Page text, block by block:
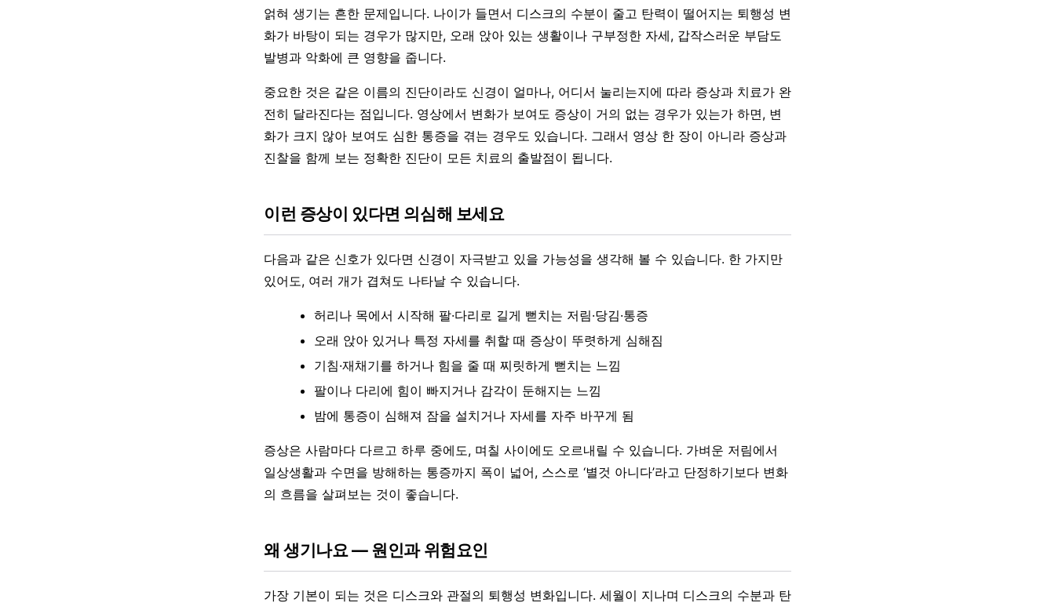
얽혀 생기는 흔한 문제입니다. 나이가 들면서 디스크의 수분이 줄고 탄력이 떨어지는 퇴행성 변
화가 바탕이 되는 경우가 많지만, 오래 앉아 있는 생활이나 구부정한 자세, 갑작스러운 부담도
발병과 악화에 큰 영향을 줍니다.
중요한 것은 같은 이름의 진단이라도 신경이 얼마나, 어디서 눌리는지에 따라 증상과 치료가 완
전히 달라진다는 점입니다. 영상에서 변화가 보여도 증상이 거의 없는 경우가 있는가 하면, 변
화가 크지 않아 보여도 심한 통증을 겪는 경우도 있습니다. 그래서 영상 한 장이 아니라 증상과
진찰을 함께 보는 정확한 진단이 모든 치료의 출발점이 됩니다.
이런 증상이 있다면 의심해 보세요
다음과 같은 신호가 있다면 신경이 자극받고 있을 가능성을 생각해 볼 수 있습니다. 한 가지만
있어도, 여러 개가 겹쳐도 나타날 수 있습니다.
허리나 목에서 시작해 팔·다리로 길게 뻗치는 저림·당김·통증
오래 앉아 있거나 특정 자세를 취할 때 증상이 뚜렷하게 심해짐
기침·재채기를 하거나 힘을 줄 때 찌릿하게 뻗치는 느낌
팔이나 다리에 힘이 빠지거나 감각이 둔해지는 느낌
밤에 통증이 심해져 잠을 설치거나 자세를 자주 바꾸게 됨
증상은 사람마다 다르고 하루 중에도, 며칠 사이에도 오르내릴 수 있습니다. 가벼운 저림에서
일상생활과 수면을 방해하는 통증까지 폭이 넓어, 스스로 ‘별것 아니다’라고 단정하기보다 변화
의 흐름을 살펴보는 것이 좋습니다.
왜 생기나요 — 원인과 위험요인
가장 기본이 되는 것은 디스크와 관절의 퇴행성 변화입니다. 세월이 지나며 디스크의 수분과 탄